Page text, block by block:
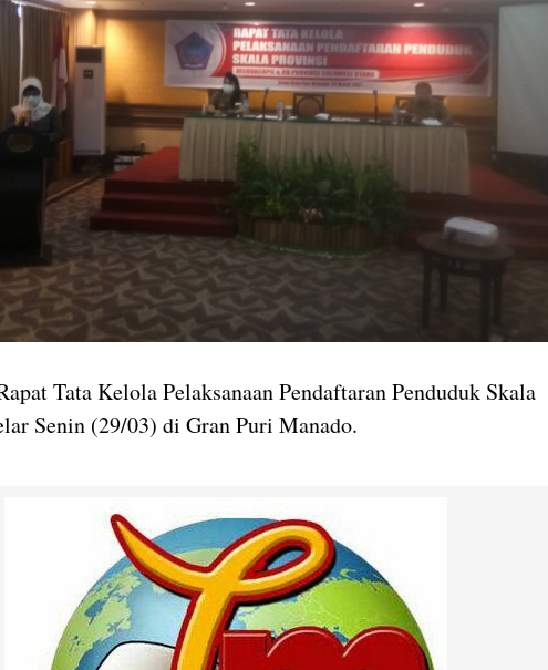
Tata Kelola Pelaksanaan Pendaftaran Penduduk Skala
Senin (29/03) di Gran Puri Manado.